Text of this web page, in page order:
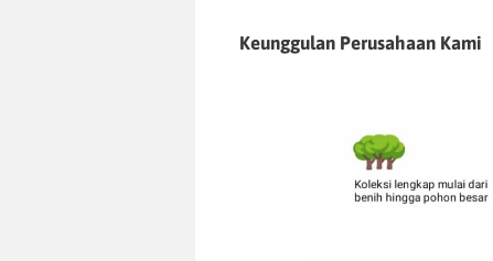
Keunggulan Perusahaan Kami